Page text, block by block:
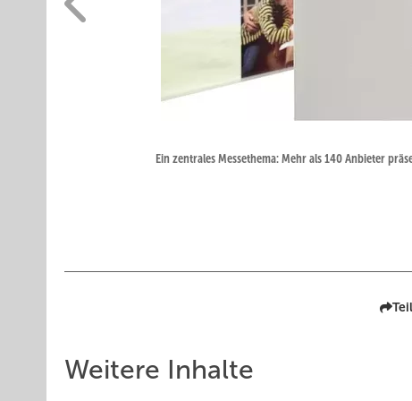
Ein zentrales Messethema: Mehr als 140 Anbieter
Weitere Inhalte